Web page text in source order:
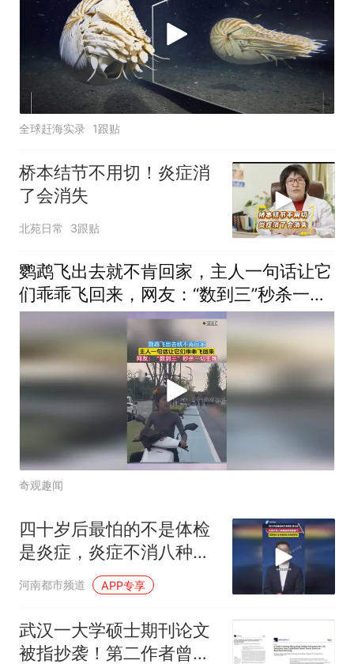
全球赶海实录 1跟贴
桥本结节不用切！炎症消
了会消失
北苑日常 3跟贴
鹦鹉飞出去就不肯回家，主人一句话让它
们乖乖飞回来，网友：“数到三”秒杀一切
生物
奇观趣闻
四十岁后最怕的不是体检
是炎症，炎症不消八种癌
症悄悄来敲门，每天四十
五分钟运动 身体杠杠的
河南都市频道 APP专享
武汉一大学硕士期刊论文
被指抄袭！第二作者曾任